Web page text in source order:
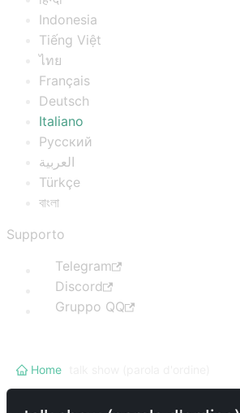
Indonesia
Tiếng Việt
ไทย
Français
Deutsch
Italiano
Русский
العربية
Türkçe
বাংলা
Supporto
Telegram
Discord
Gruppo QQ
Home